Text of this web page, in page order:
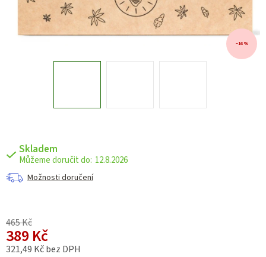
Skladem
12.8.2026
Možnosti doručení
465 Kč
389 Kč
321,49 Kč bez DPH
–16 %